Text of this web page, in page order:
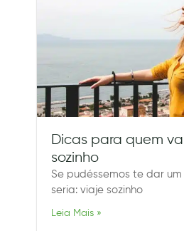
Dicas para quem
sozinho
Se pudéssemos te dar um
seria: viaje sozinho
Leia Mais »